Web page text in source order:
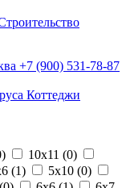
+7 (900) 531-78-87
Коттеджи
) 10х11 (0)
(1) 5х10 (0)